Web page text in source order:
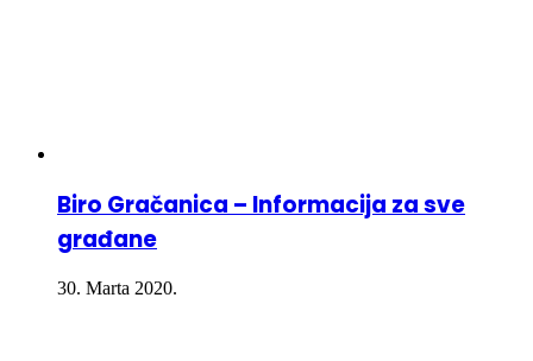
Biro Gračanica – Informacija za sve
građane
30. Marta 2020.